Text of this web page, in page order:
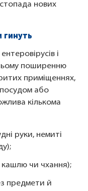
нових
гинуть
і
поширенню
приміщеннях,
посудом або
кількома
руки, немиті
кашлю чи чхання);
предмети й